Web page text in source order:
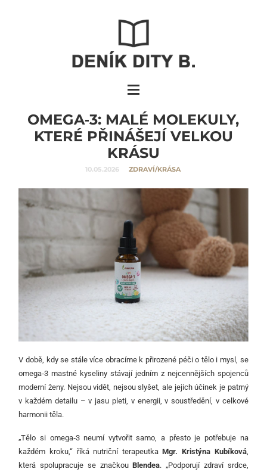
OMEGA‑3: MALÉ MOLEKULY,
KTERÉ PŘINÁŠEJÍ VELKOU
KRÁSU
10.05.2026 ZDRAVÍ/KRÁSA
V době, kdy se stále více obracíme k přirozené péči o tělo i mysl, se
omega‑3 mastné kyseliny stávají jedním z nejcennějších spojenců
moderní ženy. Nejsou vidět, nejsou slyšet, ale jejich účinek je patrný
v každém detailu – v jasu pleti, v energii, v soustředění, v celkové
harmonii těla.
„Tělo si omega‑3 neumí vytvořit samo, a přesto je potřebuje na
každém kroku,“ říká nutriční terapeutkaMgr. Kristýna Kubíková,
která spolupracuje se značkouBlendea. „Podporují zdraví srdce,